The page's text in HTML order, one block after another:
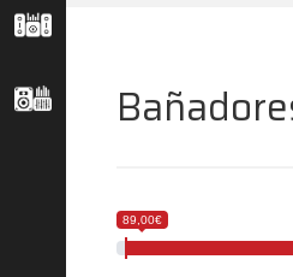
89,00€